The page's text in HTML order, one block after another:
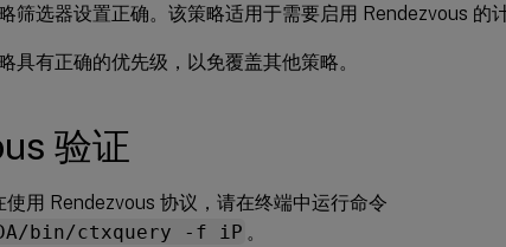
筛选器设置正确。该策略适用于需要启用 Rendezvous 的计
具有正确的优先级，以免覆盖其他策略。
验证
用 Rendezvous 协议，请在终端中运行命令
bin/ctxquery -f iP 。